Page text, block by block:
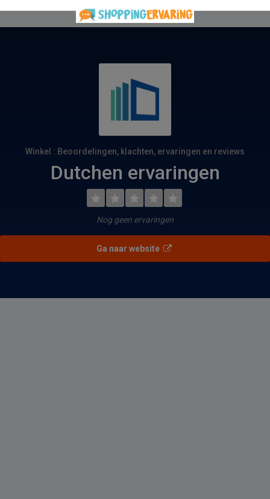
Winkel : Beoordelingen, klachten, ervaringen en reviews
Dutchen ervaringen
Nog geen ervaringen
Ga naar website